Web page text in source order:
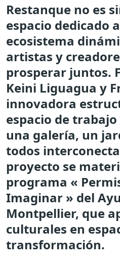
Restanque no es
espacio dedicado
ecosistema
artistas y
prosperar juntos.
Keini Liguagua y
innovadora
espacio de
una galería, un
todos
proyecto se
programa «
Imaginar » del
Montpellier, que
culturales en
transformación.